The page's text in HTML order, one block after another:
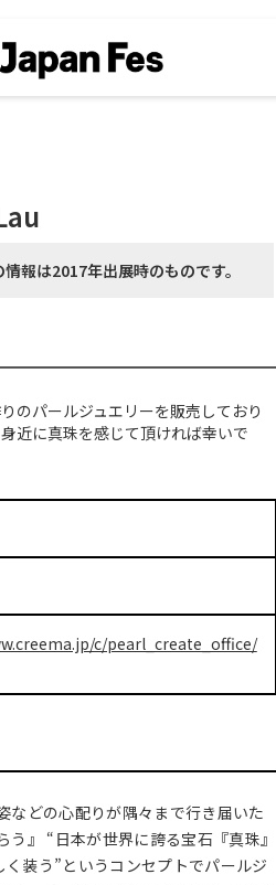
情報は2017年出展時のものです。
のパールジュエリーを販売しており
近に真珠を感じて頂ければ幸いで
c/pearl_create_office/
などの心配りが隅々まで行き届いた
』 “日本が世界に誇る宝石『真珠』
装う”というコンセプトでパールジ